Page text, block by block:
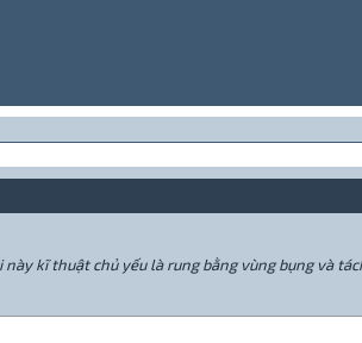
kĩ thuật chủ yếu là rung bằng vùng bụng và